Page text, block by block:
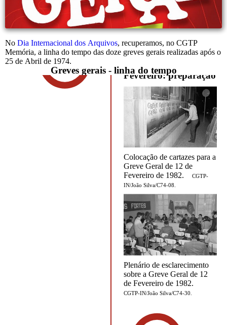
No Dia Internacional dos Arquivos, recuperamos, no CGTP
Memória, a linha do tempo das doze greves gerais realizadas após o
25 de Abril de 1974.
Greves gerais - linha do tempo
Fev.
1982
Fevereiro: preparação
Colocação de cartazes para a
Greve Geral de 12 de
Fevereiro de 1982.
CGTP-
IN/João Silva/C74-08.
Plenário de esclarecimento
sobre a Greve Geral de 12
de Fevereiro de 1982.
CGTP-IN/João Silva/C74-30.